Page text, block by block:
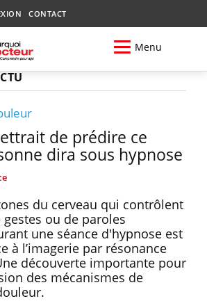
CONTACT
Menu
de prédire ce
dira sous hypnose
du cerveau qui contrôlent
ou de paroles
une séance d'hypnose est
à l’imagerie par résonance
découverte importante pour
des mécanismes de